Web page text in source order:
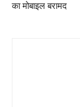
का मोबाइल बरामद